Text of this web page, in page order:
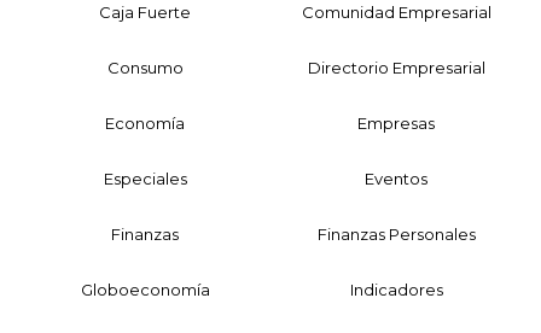
Caja Fuerte Comunidad Empresarial
Consumo Directorio Empresarial
Economía Empresas
Especiales Eventos
Finanzas Finanzas Personales
Globoeconomía Indicadores